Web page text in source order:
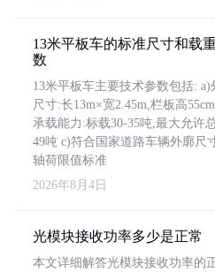
13米平板车的标准尺寸和载
数
13米平板车主要技术参数包括: a)
尺寸:长13m×宽2.45m,栏板高
承载能力:标载30-35吨,最大允许
49吨 c)符合国家道路车辆外廓尺
轴荷限值标准
2026年8月4日
光模块接收功率多少是正常
本文详细解答光模块接收功率的